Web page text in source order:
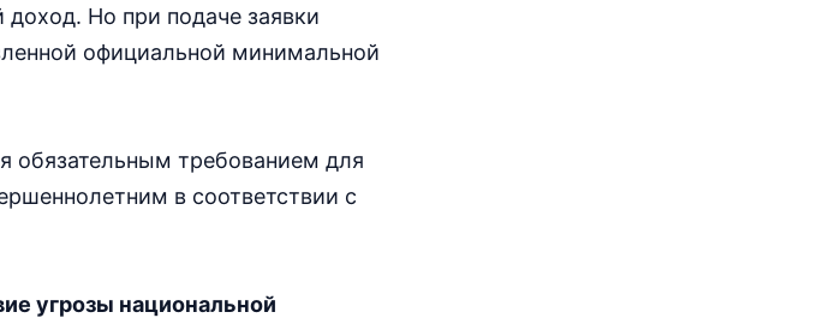
доход. Но при подаче заявки
официальной минимальной
обязательным требованием для
в соответствии с
угрозы национальной